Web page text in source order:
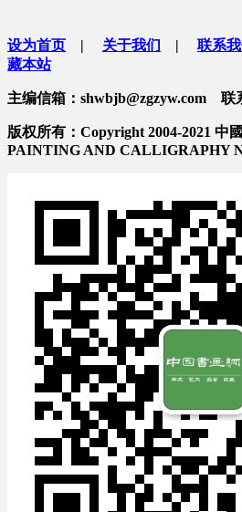
设为首页 | 关于我们 | 联系
藏本站
主编信箱：shwbjb@zgzyw.com 联
版权所有：Copyright 2004-2021 中
PAINTING AND CALLIGRAPHY